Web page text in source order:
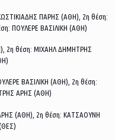
ΠΑΡΗΣ (ΑΘΗ), 2η θέση:
ΠΟΥΛΕΡΕ ΒΑΣΙΛΙΚΗ (ΑΘΗ)
2η θέση: ΜΙΧΑΗΛ ΔΗΜΗΤΡΗΣ
ΒΑΣΙΛΙΚΗ (ΑΘΗ), 2η θέση:
ΑΡΗΣ (ΑΘΗ)
(ΑΘΗ), 2η θέση: ΚΑΤΣΑΟΥΝΗ